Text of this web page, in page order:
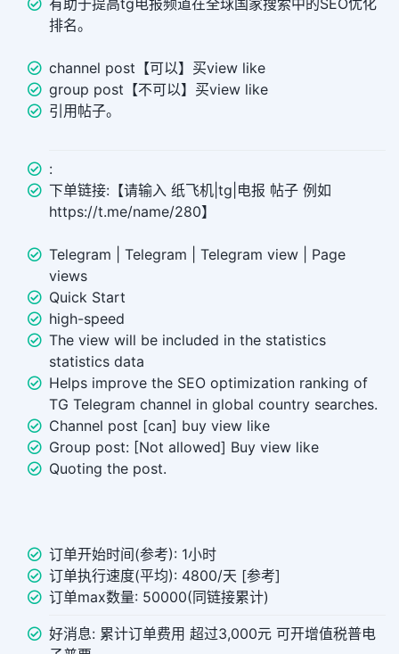
有助于提高tg电报频道在全球国家搜索中的SEO优化
排名。
channel post【可以】买view like
group post【不可以】买view like
引用帖子。
:
下单链接:【请输入 纸飞机|tg|电报 帖子 例如
https://t.me/name/280】
Telegram | Telegram | Telegram view | Page
views
Quick Start
high-speed
The view will be included in the statistics
statistics data
Helps improve the SEO optimization ranking of
TG Telegram channel in global country searches.
Channel post [can] buy view like
Group post: [Not allowed] Buy view like
Quoting the post.
订单开始时间(参考): 1小时
订单执行速度(平均): 4800/天 [参考]
订单max数量: 50000(同链接累计)
好消息: 累计订单费用 超过3,000元 可开增值税普电